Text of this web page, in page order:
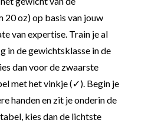
20 oz) op basis van jouw
van expertise. Train je al
in de gewichtsklasse in de
dan voor de zwaarste
met het vinkje (✓). Begin je
handen en zit je onderin de
kies dan de lichtste